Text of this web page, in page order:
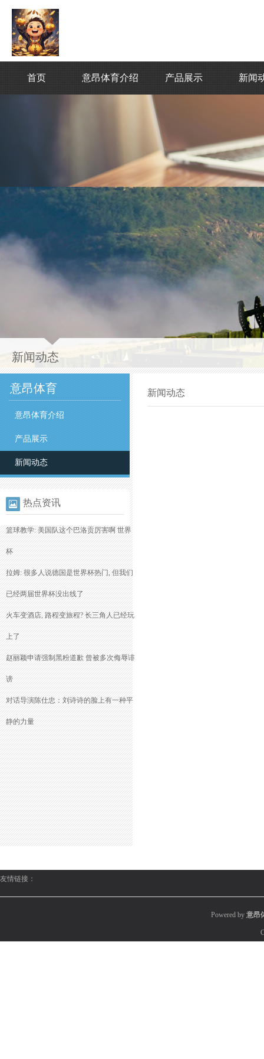
首页 意昂体育介绍 产品展示 新闻
新闻动态
意昂体育
意昂体育介绍
产品展示
新闻动态
热点资讯
篮球教学: 美国队这个巴洛贡厉害啊 世界
杯
拉姆: 很多人说德国是世界杯热门, 但我们
已经两届世界杯没出线了
火车变酒店, 路程变旅程? 长三角人已经玩
上了
赵丽颖申请强制黑粉道歉 曾被多次侮辱诽
谤
对话导演陈仕忠：刘诗诗的脸上有一种平
静的力量
新闻动态
友情链接：
Powered by 意昂